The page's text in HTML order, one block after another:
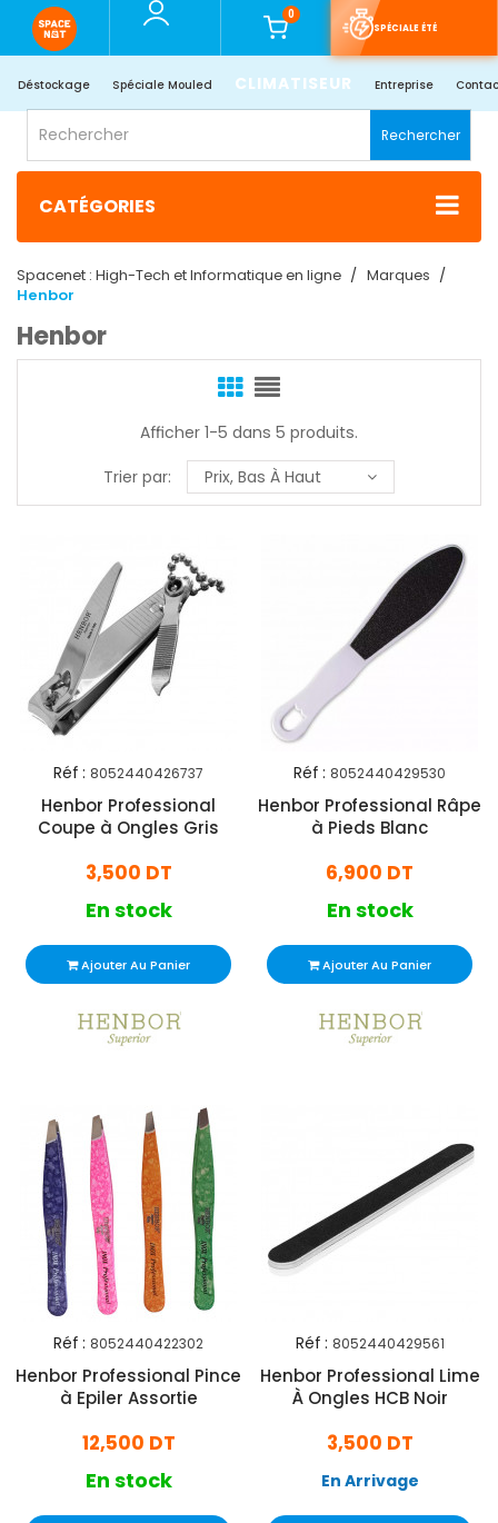
0
SPÉCIALE ÉTÉ
Déstockage Spéciale Mouled CLIMATISEUR Entreprise
Rechercher
CATÉGORIES
Spacenet : High-Tech et Informatique en ligne
Marques
Henbor
Henbor
Afficher 1-5 dans 5 produits.
Trier par:
Prix, Bas À Haut
Réf : 8052440426737
Henbor Professional
Coupe à Ongles Gris
3,500 DT
En stock
Ajouter Au Panier
Réf : 8052440429530
Henbor Professional Râpe
à Pieds Blanc
6,900 DT
En stock
Ajouter Au Panier
Réf : 8052440422302
Henbor Professional Pince
à Epiler Assortie
12,500 DT
En stock
Réf : 8052440429561
Henbor Professional Lime
À Ongles HCB Noir
3,500 DT
En Arrivage